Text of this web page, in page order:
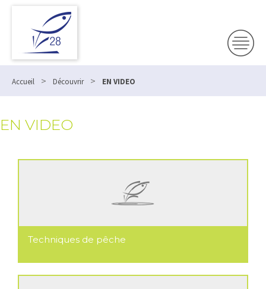
Accueil > Découvrir > EN VIDEO
EN VIDEO
Techniques de pêche